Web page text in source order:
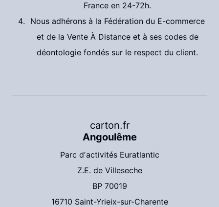
France en 24-72h.
Nous adhérons à la Fédération du E-commerce
et de la Vente À Distance et à ses codes de
déontologie fondés sur le respect du client.
carton.fr
Angoulême
Parc dʼactivités Euratlantic
Z.E. de Villeseche
BP 70019
16710 Saint-Yrieix-sur-Charente